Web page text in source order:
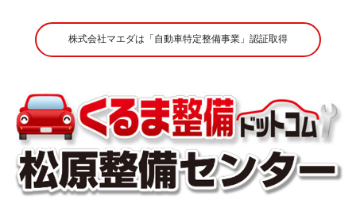
content
株式会社マエダは「自動車特定整備事業」認証取得